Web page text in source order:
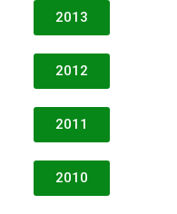
2013
2012
2011
2010